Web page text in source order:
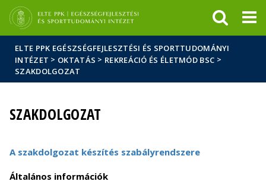
Hírek
Események
ELTE a
sajtóban
ELTE PPK EGÉSZSÉGFEJLESZTÉSI ÉS SPORTTUDOMÁNYI
INTÉZET > OKTATÁS > REKREÁCIÓ ÉS ÉLETMÓD BSC >
SZAKDOLGOZAT
SZAKDOLGOZAT
A szakdolgozat készítés szabályrendszere
Általános információk